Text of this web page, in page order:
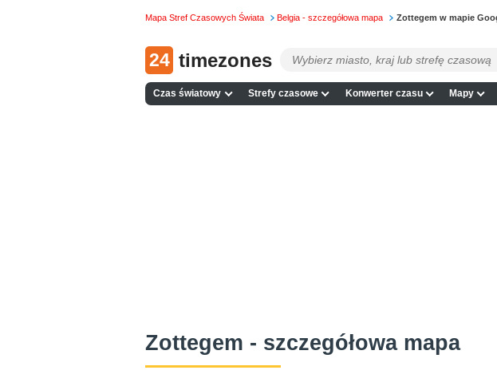
Mapa Stref Czasowych Świata Belgia - szczegółowa mapa Zottegem w mapie
24 timezones
Czas światowy Strefy czasowe Konwerter czasu Mapy
Zottegem - szczegółowa mapa